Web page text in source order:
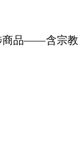
商品——含宗教